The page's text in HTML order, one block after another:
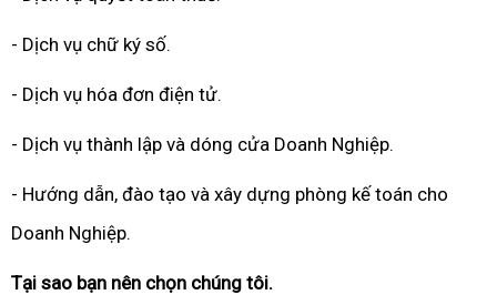
- Dịch vụ chữ ký số.
- Dịch vụ hóa đơn điện tử.
- Dịch vụ thành lập và dóng cửa Doanh Nghiệp.
- Hướng dẫn, đào tạo và xây dựng phòng kế toán cho
Doanh Nghiệp.
Tại sao bạn nên chọn chúng tôi.